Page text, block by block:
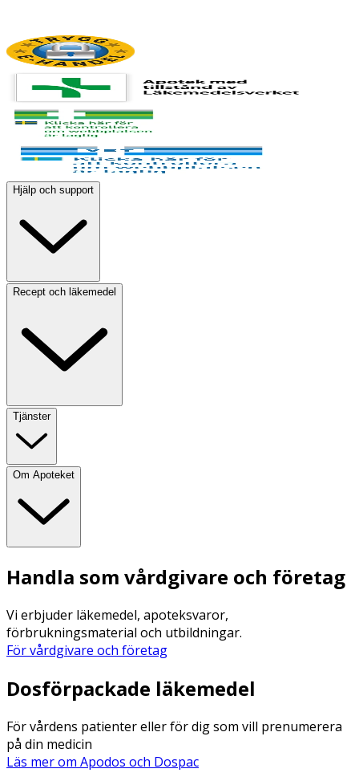
Hjälp och support
Recept och läkemedel
Tjänster
Om Apoteket
Handla som vårdgivare och företag
Vi erbjuder läkemedel, apoteksvaror,
förbrukningsmaterial och utbildningar.
För vårdgivare och företag
Dosförpackade läkemedel
För vårdens patienter eller för dig som vill prenumerera
på din medicin
Läs mer om Apodos och Dospac